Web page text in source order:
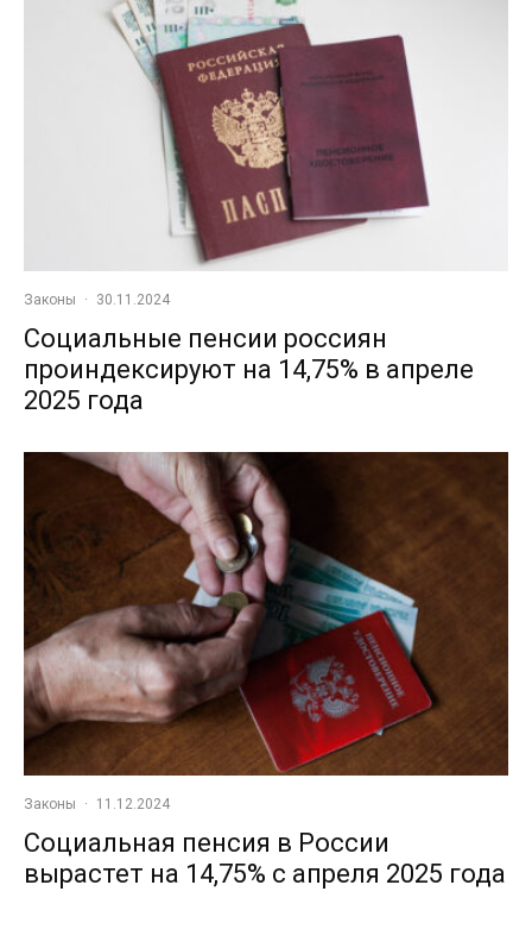
Законы · 30.11.2024
Социальные пенсии россиян
проиндексируют на 14,75% в апреле
2025 года
Законы · 11.12.2024
Социальная пенсия в России
вырастет на 14,75% с апреля 2025 года